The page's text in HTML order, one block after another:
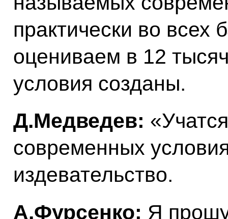
практически во
оцениваем в 12
условия созданы.
Д.Медведев:
современных
издевательство.
А.Фурсенко: Я